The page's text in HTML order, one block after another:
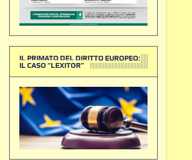
IL PRIMATO DEL DIRITTO EUROPEO:
IL CASO “LEXITOR”